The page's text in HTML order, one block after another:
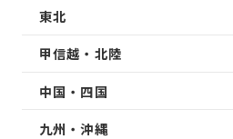
東北
甲信越・北陸
中国・四国
九州・沖縄